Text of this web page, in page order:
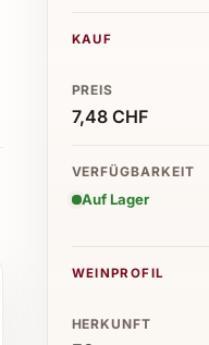
KAUF
PREIS
7,48 CHF
VERFÜGBARKEIT
Auf Lager
WEINPROFIL
HERKUNFT